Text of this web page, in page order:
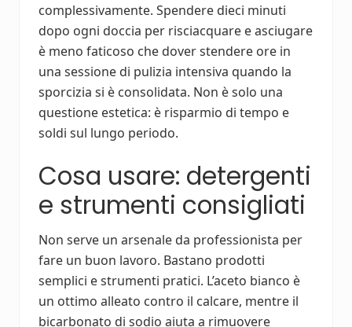
complessivamente. Spendere dieci minuti
dopo ogni doccia per risciacquare e asciugare
è meno faticoso che dover stendere ore in
una sessione di pulizia intensiva quando la
sporcizia si è consolidata. Non è solo una
questione estetica: è risparmio di tempo e
soldi sul lungo periodo.
Cosa usare: detergenti
e strumenti consigliati
Non serve un arsenale da professionista per
fare un buon lavoro. Bastano prodotti
semplici e strumenti pratici. L’aceto bianco è
un ottimo alleato contro il calcare, mentre il
bicarbonato di sodio aiuta a rimuovere